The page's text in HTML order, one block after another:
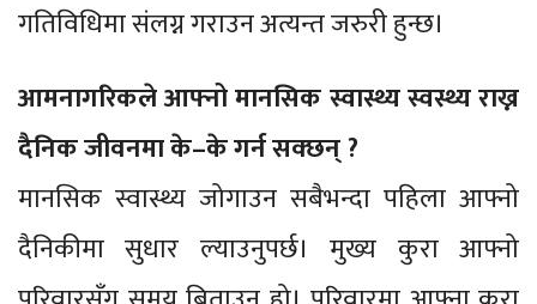
गतिविधिमा संलग्न गराउन अत्यन्त जरुरी हुन्छ।
आमनागरिकले आफ्नो मानसिक स्वास्थ्य स्वस्थ्य राख्न
दैनिक जीवनमा के–के गर्न सक्छन् ?
मानसिक स्वास्थ्य जोगाउन सबैभन्दा पहिला आफ्नो
दैनिकीमा सुधार ल्याउनुपर्छ। मुख्य कुरा आफ्नो